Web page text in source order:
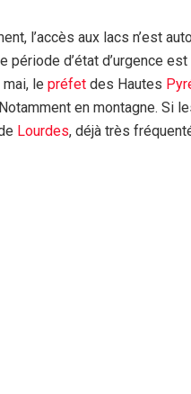
l’accès aux lacs n’est
période d’état d’urgence
mai, le préfet des Hautes
en montagne. Si
Lourdes, déjà très